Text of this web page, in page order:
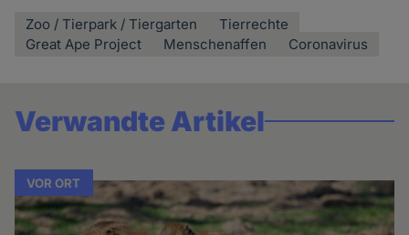
Zoo / Tierpark / Tiergarten
Tierrechte
Great Ape Project
Menschenaffen Coronavirus
Verwandte Artikel
VOR ORT